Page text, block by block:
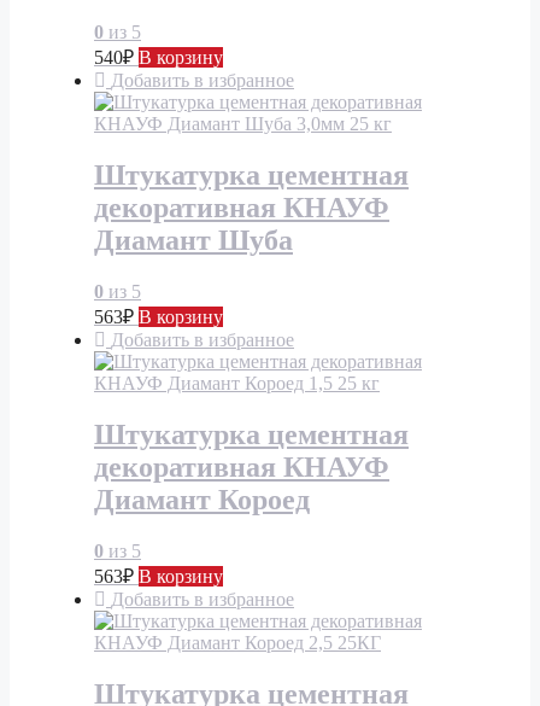
0 из 5
540₽ В корзину
Добавить в избранное
Штукатурка цементная
декоративная КНАУФ
Диамант Шуба
0 из 5
563₽ В корзину
Добавить в избранное
Штукатурка цементная
декоративная КНАУФ
Диамант Короед
0 из 5
563₽ В корзину
Добавить в избранное
Штукатурка цементная